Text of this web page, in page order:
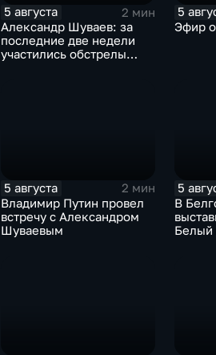
5 августа
2 мин
Александр Шуваев: за
последние две недели
участились обстрелы
5
Эфир
5 августа
2 мин
Владимир Путин провел
встречу с Александром
Шуваевым
5
В
Белый